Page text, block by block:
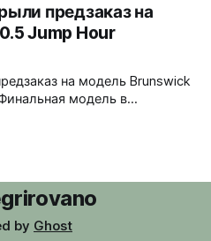
стекло с обеих
винтовая головка.
предзаказ на
Jump Hour
на модель Brunswick
модель в
внешний - сапфир с
by Ghost